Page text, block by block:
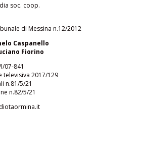
soc. coop.
di Messina n.12/2012
Caspanello
Fiorino
07-841
televisiva 2017/129
n.81/5/21
n.82/5/21